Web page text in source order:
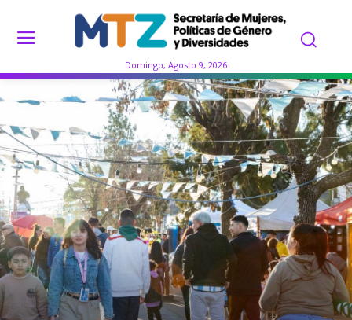
Domingo, Agosto 9, 2026